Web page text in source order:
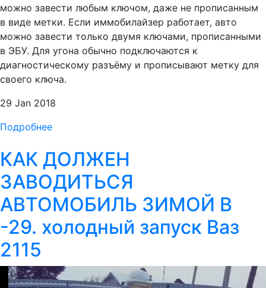
можно завести любым ключом, даже не прописанным
в виде метки. Если иммобилайзер работает, авто
можно завести только двумя ключами, прописанными
в ЭБУ. Для угона обычно подключаются к
диагностическому разъёму и прописывают метку для
своего ключа.
29 Jan 2018
Подробнее
КАК ДОЛЖЕН
ЗАВОДИТЬСЯ
АВТОМОБИЛЬ ЗИМОЙ В
-29. холодный запуск Ваз
2115